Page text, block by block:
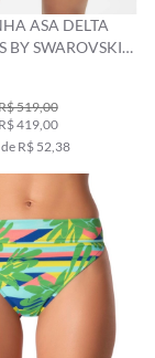
ASA DELTA
BY SWAROVSKI
519,00
R$ 419,00
R$ 52,38